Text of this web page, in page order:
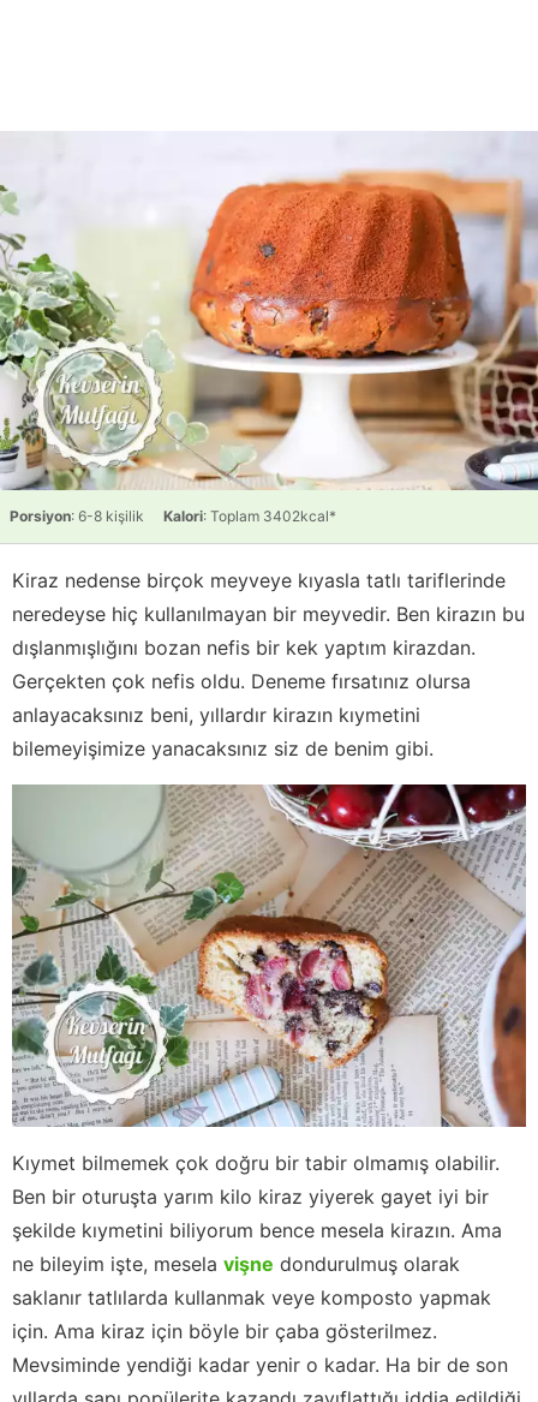
Porsiyon: 6-8 kişilik Kalori: Toplam 3402kcal*
Kiraz nedense birçok meyveye kıyasla tatlı tariflerinde
neredeyse hiç kullanılmayan bir meyvedir. Ben kirazın bu
dışlanmışlığını bozan nefis bir kek yaptım kirazdan.
Gerçekten çok nefis oldu. Deneme fırsatınız olursa
anlayacaksınız beni, yıllardır kirazın kıymetini
bilemeyişimize yanacaksınız siz de benim gibi.
Kıymet bilmemek çok doğru bir tabir olmamış olabilir.
Ben bir oturuşta yarım kilo kiraz yiyerek gayet iyi bir
şekilde kıymetini biliyorum bence mesela kirazın. Ama
ne bileyim işte, mesela vişne dondurulmuş olarak
saklanır tatlılarda kullanmak veye komposto yapmak
için. Ama kiraz için böyle bir çaba gösterilmez.
Mevsiminde yendiği kadar yenir o kadar. Ha bir de son